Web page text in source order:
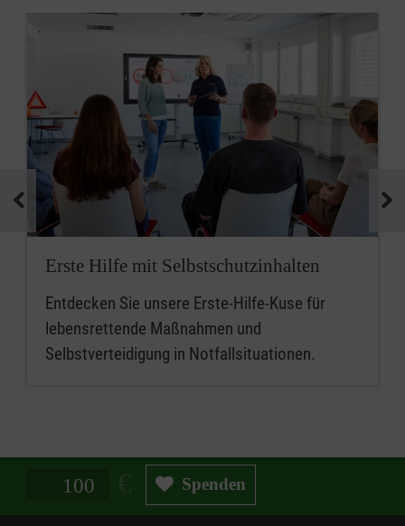
Erste Hilfe mit Selbstschutzinhalten
Entdecken Sie unsere Erste-Hilfe-Kuse für
lebensrettende Maßnahmen und
Selbstverteidigung in Notfallsituationen.
Spendenbetrag in Euro Spenden